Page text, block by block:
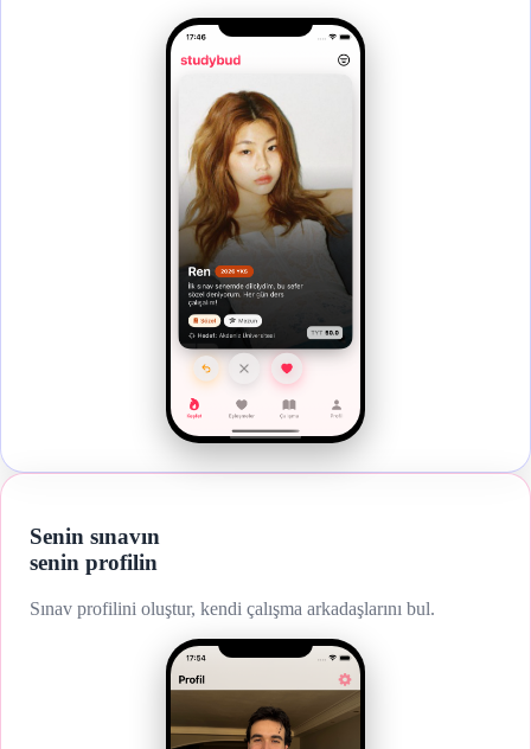
Senin sınavın
senin profilin
Sınav profilini oluştur, kendi çalışma arkadaşlarını bul.